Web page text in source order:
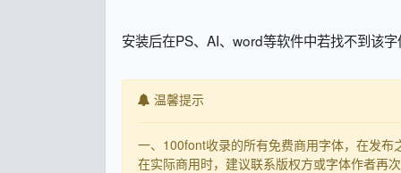
安装后在PS、AI、word等软件中若找不到该
温馨提示
一、100font收录的所有免费商用字体，在发
在实际商用时，建议联系版权方或字体作者再